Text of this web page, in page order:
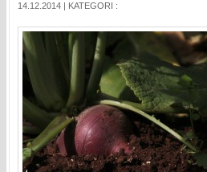
14.12.2014 | KATEGORI :